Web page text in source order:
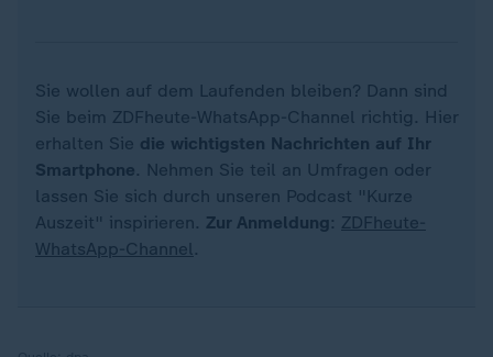
Sie wollen auf dem Laufenden bleiben? Dann sind
Sie beim ZDFheute-WhatsApp-Channel richtig. Hier
erhalten Sie die wichtigsten Nachrichten auf Ihr
Smartphone. Nehmen Sie teil an Umfragen oder
lassen Sie sich durch unseren Podcast "Kurze
Auszeit" inspirieren. Zur Anmeldung : ZDFheute-
WhatsApp-Channel.